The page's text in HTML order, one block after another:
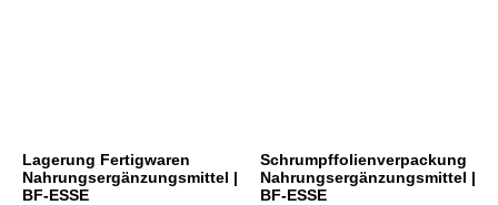
Lagerung Fertigwaren
Nahrungsergänzungsmittel |
BF-ESSE
Schrumpffolienverpackung
Nahrungsergänzungsmittel |
BF-ESSE